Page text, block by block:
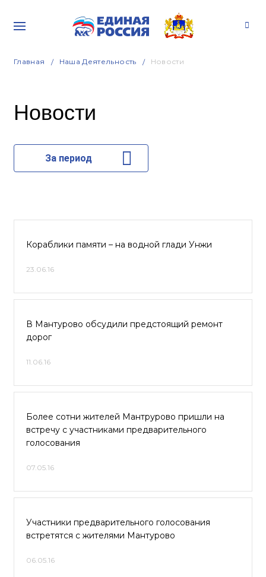
Главная Наша Деятельность Новости
Новости
За период
Кораблики памяти – на водной глади Унжи
23.06.16
В Мантурово обсудили предстоящий ремонт
дорог
11.06.16
Более сотни жителей Мантрурово пришли на
встречу с участниками предварительного
голосования
07.05.16
Участники предварительного голосования
встретятся с жителями Мантурово
06.05.16